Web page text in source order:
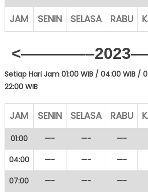
JAM SENIN SELASA RABU
<————–2023
Setiap Hari Jam 01:00 WIB / 04:00 WIB /
22:00 WIB
JAM SENIN SELASA RABU
01:00 —- —- —-
04:00 —- —- —-
07:00 —- —- —-